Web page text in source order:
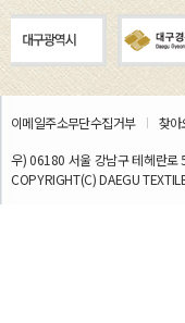
이메일주소무단수집거부 찾아
우) 06180 서울 강남구 테헤란
COPYRIGHT(C) DAEGU